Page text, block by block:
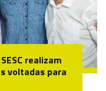
realizam
voltadas para